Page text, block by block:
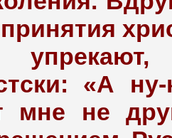
«А
мне не